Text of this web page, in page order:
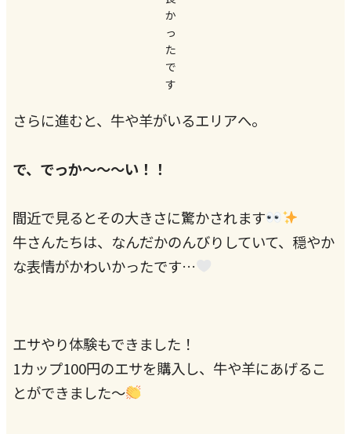
か
っ
た
で
す
さらに進むと、牛や羊がいるエリアへ。
で、でっか～～～い！！
間近で見るとその大きさに驚かされます
牛さんたちは、なんだかのんびりしていて、穏やか
な表情がかわいかったです…
エサやり体験もできました！
1カップ100円のエサを購入し、牛や羊にあげるこ
とができました～